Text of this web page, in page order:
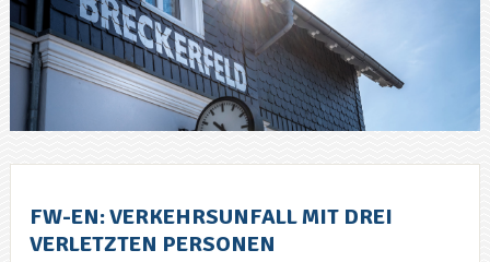
FW-EN: VERKEHRSUNFALL MIT DREI
VERLETZTEN PERSONEN